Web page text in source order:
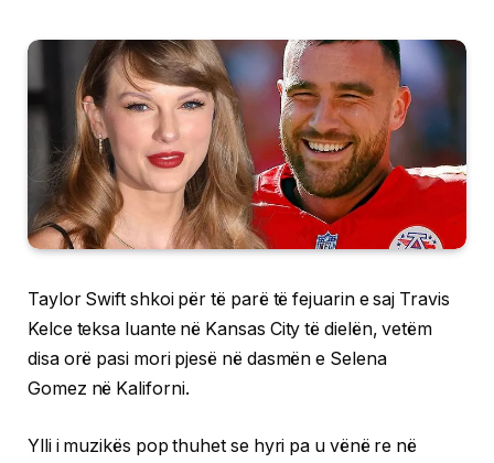
Taylor Swift shkoi për të parë të fejuarin e saj Travis
Kelce teksa luante në Kansas City të dielën, vetëm
disa orë pasi mori pjesë në dasmën e Selena
Gomez në Kaliforni.
Ylli i muzikës pop thuhet se hyri pa u vënë re në